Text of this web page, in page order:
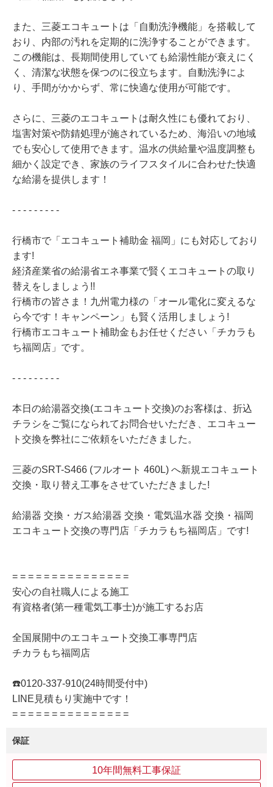
また、三菱エコキュートは「自動洗浄機能」を搭載して
おり、内部の汚れを定期的に洗浄することができます。
この機能は、長期間使用していても給湯性能が衰えにく
く、清潔な状態を保つのに役立ちます。自動洗浄によ
り、手間がかからず、常に快適な使用が可能です。
さらに、三菱のエコキュートは耐久性にも優れており、
塩害対策や防錆処理が施されているため、海沿いの地域
でも安心して使用できます。温水の供給量や温度調整も
細かく設定でき、家族のライフスタイルに合わせた快適
な給湯を提供します！
- - - - - - - - -
行橋市で「エコキュート補助金 福岡」にも対応しており
ます!
経済産業省の給湯省エネ事業で賢くエコキュートの取り
替えをしましょう!!
行橋市の皆さま！九州電力様の「オール電化に変えるな
ら今です！キャンペーン」も賢く活用しましょう!
行橋市エコキュート補助金もお任せください「チカラも
ち福岡店」です。
- - - - - - - - -
本日の給湯器交換(エコキュート交換)のお客様は、折込
チラシをご覧になられてお問合せいただき、エコキュー
ト交換を弊社にご依頼をいただきました。
三菱のSRT-S466 (フルオート 460L) へ新規エコキュート
交換・取り替え工事をさせていただきました!
給湯器 交換・ガス給湯器 交換・電気温水器 交換・福岡
エコキュート交換の専門店「チカラもち福岡店」です!
= = = = = = = = = = = = = = =
安心の自社職人による施工
有資格者(第一種電気工事士)が施工するお店
全国展開中のエコキュート交換工事専門店
チカラもち福岡店
☎️0120-337-910(24時間受付中)
LINE見積もり実施中です！
= = = = = = = = = = = = = = =
保証
10年間無料工事保証